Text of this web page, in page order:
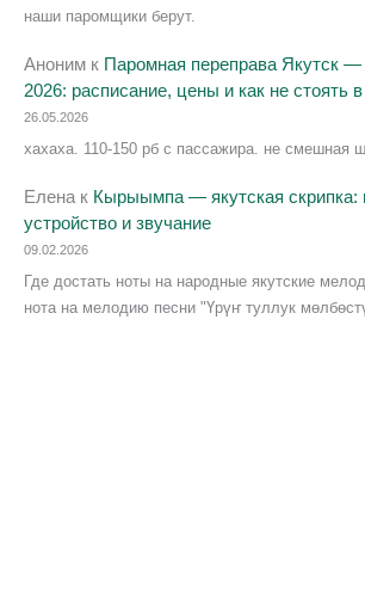
наши паромщики берут.
Аноним к Паромная переправа Якутск
2026: расписание, цены и как не стоять
26.05.2026
хахаха. 110-150 рб с пассажира. не смешная
Елена к Кырыымпа — якутская скрипка:
устройство и звучание
09.02.2026
Где достать ноты на народные якутские
нота на мелодию песни "Үрүҥ туллук